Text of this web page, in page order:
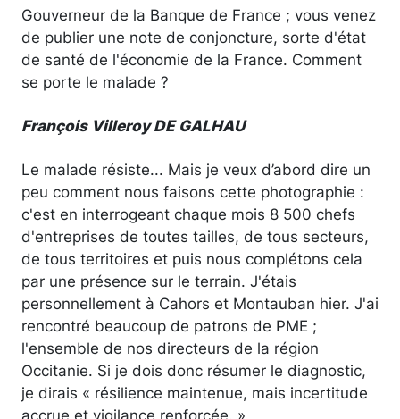
Gouverneur de la Banque de France ; vous venez
de publier une note de conjoncture, sorte d'état
de santé de l'économie de la France. Comment
se porte le malade ?
François Villeroy DE GALHAU
Le malade résiste... Mais je veux d’abord dire un
peu comment nous faisons cette photographie :
c'est en interrogeant chaque mois 8 500 chefs
d'entreprises de toutes tailles, de tous secteurs,
de tous territoires et puis nous complétons cela
par une présence sur le terrain. J'étais
personnellement à Cahors et Montauban hier. J'ai
rencontré beaucoup de patrons de PME ;
l'ensemble de nos directeurs de la région
Occitanie. Si je dois donc résumer le diagnostic,
je dirais « résilience maintenue, mais incertitude
accrue et vigilance renforcée. »